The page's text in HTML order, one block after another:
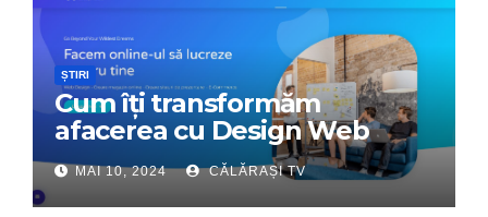
ȘTIRI
Cum îți transformăm
afacerea cu Design Web
Interactiv – Partenerul tău
digital de încredere
MAI 10, 2024 CĂLĂRAȘI TV